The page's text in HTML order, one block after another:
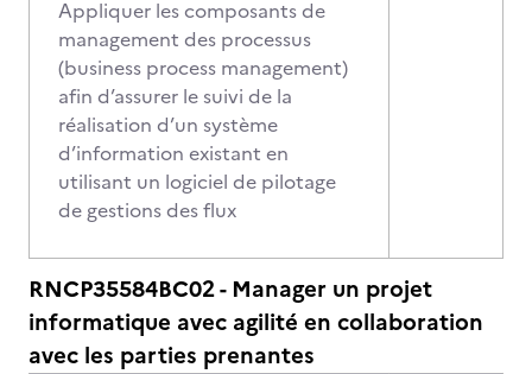
Appliquer les composants de
management des processus
(business process management)
afin d’assurer le suivi de la
réalisation d’un système
d’information existant en
utilisant un logiciel de pilotage
de gestions des flux
RNCP35584BC02 - Manager un projet
informatique avec agilité en collaboration
avec les parties prenantes